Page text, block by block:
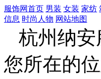
服饰网首页 男装 女装 家纺
信息 时尚人物 网站地图
杭州纳安
您所在的位